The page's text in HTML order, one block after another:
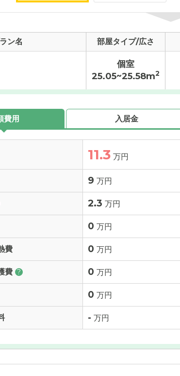
ン名 部屋タイプ/広さ
個室
25.05~25.58m2
費用 入居金
11.3 万円
9 万円
2.3 万円
0 万円
費 0 万円
費 ? 0 万円
0 万円
- 万円